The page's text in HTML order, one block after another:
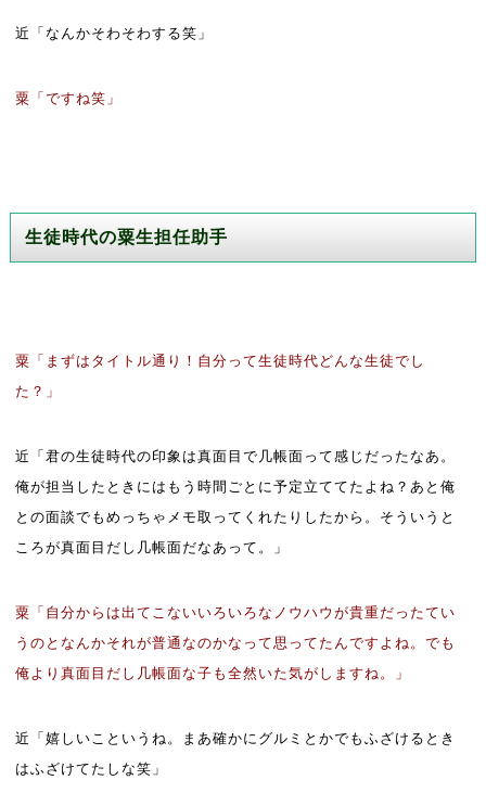
近「なんかそわそわする笑」
粟「ですね笑」
生徒時代の粟生担任助手
粟「まずはタイトル通り！自分って生徒時代どんな生徒でし
た？」
近「君の生徒時代の印象は真面目で几帳面って感じだったなあ。
俺が担当したときにはもう時間ごとに予定立ててたよね？あと俺
との面談でもめっちゃメモ取ってくれたりしたから。そういうと
ころが真面目だし几帳面だなあって。」
粟「自分からは出てこないいろいろなノウハウが貴重だったてい
うのとなんかそれが普通なのかなって思ってたんですよね。でも
俺より真面目だし几帳面な子も全然いた気がしますね。」
近「嬉しいこというね。まあ確かにグルミとかでもふざけるとき
はふざけてたしな笑」